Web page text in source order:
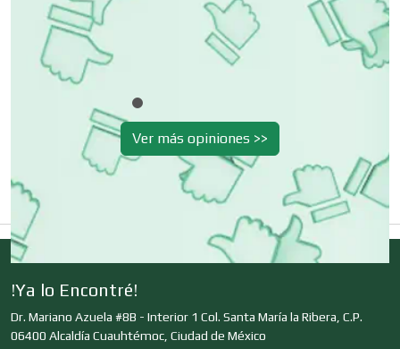
Clínicas de Belleza
Clínicas de Rehabilitación
Clínicas y Hospitales
Cocinas Integrales
Ver más opiniones >>
!Ya lo Encontré!
Dr. Mariano Azuela #8B - Interior 1 Col. Santa María la Ribera, C.P.
06400 Alcaldía Cuauhtémoc, Ciudad de México